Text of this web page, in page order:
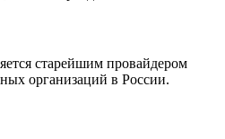
старейшим провайдером
организаций в России.